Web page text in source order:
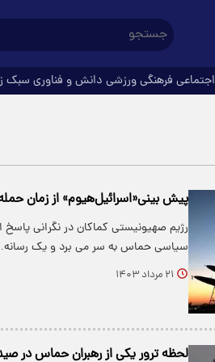
اجتماعی فرهنگیورزشی دانش و فناوری سبک
پیش بینی«اسرائیل‌هیوم» از زمان حمله
رژیم صهیونیستی کماکان در نگرانی
سیاسی حماس به سر می برد و یک
۲۱ مرداد ۱۴۰۳
لحظه ترور یکی از رهبران حماس در